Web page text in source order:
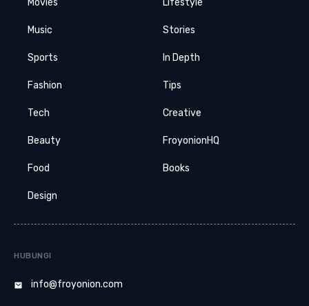
Music
Sports
Fashion
Tech
Beauty
Food
Design
Stories
In Depth
Tips
Creative
FroyonionHQ
Books
HUBUNGI
info@froyonion.com